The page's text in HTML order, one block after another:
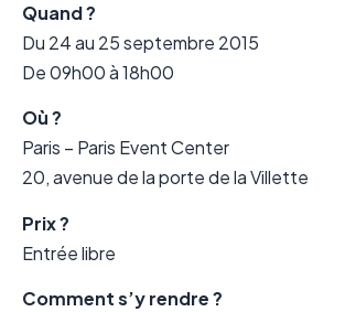
Quand ?
Du 24 au 25 septembre 2015
De 09h00 à 18h00
Où ?
Paris – Paris Event Center
20, avenue de la porte de la Villette
Prix ?
Entrée libre
Comment s’y rendre ?